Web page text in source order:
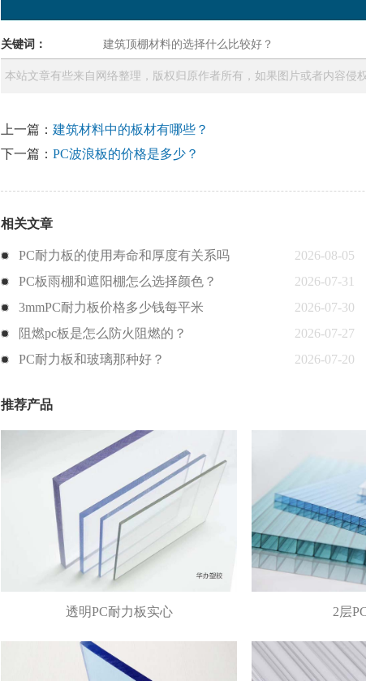
关键词： 建筑顶棚材料的选择什么比较好？
本站文章有些来自网络整理，版权归原作者所有，如果图片或者内容侵
上一篇：建筑材料中的板材有哪些？
下一篇：PC波浪板的价格是多少？
相关文章
PC耐力板的使用寿命和厚度有关系吗 2026-08-05
PC板雨棚和遮阳棚怎么选择颜色？
2026-07-31
3mmPC耐力板价格多少钱每平米
2026-07-30
阻燃pc板是怎么防火阻燃的？
2026-07-27
PC耐力板和玻璃那种好？
2026-07-20
推荐产品
透明PC耐力板实心 2层